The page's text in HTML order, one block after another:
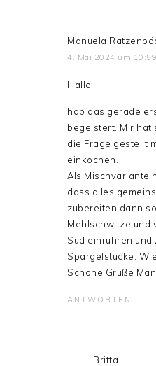
Manuela
4. Mai 2024 um 10:59
Hallo
hab das gerade
begeistert. Mir hat
die Frage gestellt
einkochen.
Als Mischvariante
dass alles
zubereiten dann
Mehlschwitze und
Sud einrühren und
Spargelstücke.
Schöne Grüße
ANTWORTEN
Britta